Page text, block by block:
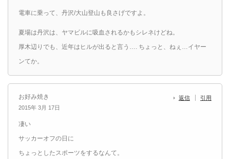
電車に乗って、丹沢/大山登山も良さげですよ。
夏場は丹沢は、ヤマビルに吸血されるかもシレネけどね。
厚木辺りでも、近年はヒルが出ると言う…. ちょっと、ねぇ…イヤー
ンてか。
お好み焼き
2015年 3月 17日
返信 引用
凄い
サッカーオフの日に
ちょっとしたスポーツをするなんて。